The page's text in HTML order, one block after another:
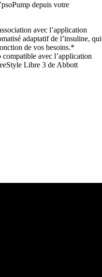
depuis votre
avec l’application
adaptatif de l’insuline, qui
de vos besoins.*
avec l’application
Libre 3 de Abbott